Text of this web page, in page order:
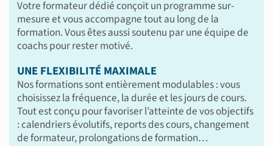
Votre formateur dédié conçoit un programme sur-
mesure et vous accompagne tout au long de la
formation. Vous êtes aussi soutenu par une équipe de
coachs pour rester motivé.
UNE FLEXIBILITÉ MAXIMALE
Nos formations sont entièrement modulables : vous
choisissez la fréquence, la durée et les jours de cours.
Tout est conçu pour favoriser l’atteinte de vos objectifs
: calendriers évolutifs, reports des cours, changement
de formateur, prolongations de formation…